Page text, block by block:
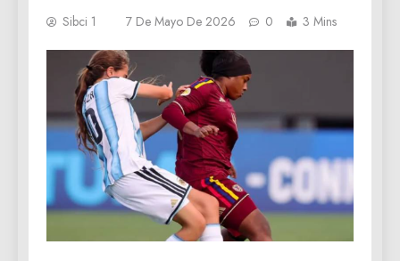
Sibci 1 7 De Mayo De 2026 0 3 Mins